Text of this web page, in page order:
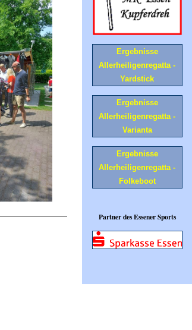
Ergebnisse
Allerheiligenregatta -
Yardstick
Ergebnisse
Allerheiligenregatta -
Varianta
Ergebnisse
Allerheiligenregatta -
Folkeboot
Partner des Essener Sports